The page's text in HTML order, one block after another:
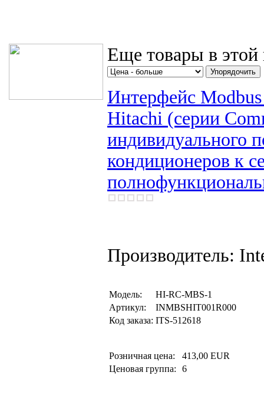
Еще товары в этой
Интерфейс
Hitachi (серии
индивидуального
кондиционеров к
Производитель:
Модель:
HI-RC-MBS-1
Артикул:
INMBSHIT001R000
Код заказа: ITS-512618
Розничная цена:
413,00 EUR
Ценовая группа:
6